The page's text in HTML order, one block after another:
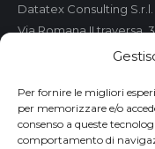
Per fornire le migliori
per memorizzare e/o
consenso a queste
comportamento di
Datatex Consulting S.r.l.
Via Romana II traversa,
Telefono: 0583 490 473
Fax: 0583 490 485